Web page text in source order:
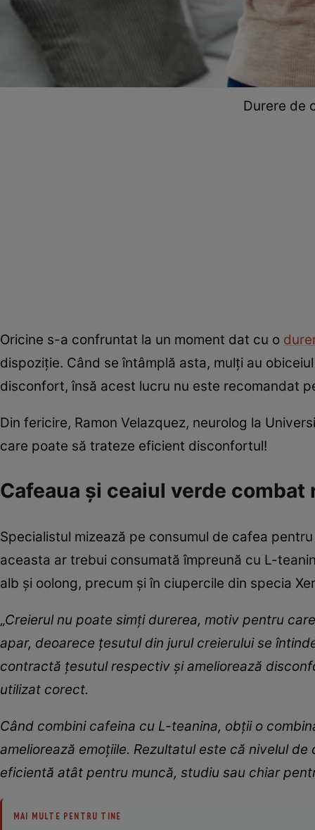
Durere de
Oricine s-a confruntat la un moment dat cu o
dispoziție. Când se întâmplă asta, mulți au
disconfort, însă acest lucru nu este recomandat
Din fericire, Ramon Velazquez, neurolog la
care poate să trateze eficient disconfortul!
Cafeaua și ceaiul verde
Specialistul mizează pe consumul de cafea
aceasta ar trebui consumată împreună cu L-
alb și oolong, precum și în ciupercile din specia
„Creierul nu poate simți durerea, motiv pentru
apar, deoarece țesutul din jurul creierului se
contractă țesutul respectiv și ameliorează
utilizat corect.
Când combini cafeina cu L-teanina, obții o
ameliorează emoțiile. Rezultatul este că nivelul
eficientă atât pentru muncă, studiu sau chiar
MAI MULTE PENTRU TINE